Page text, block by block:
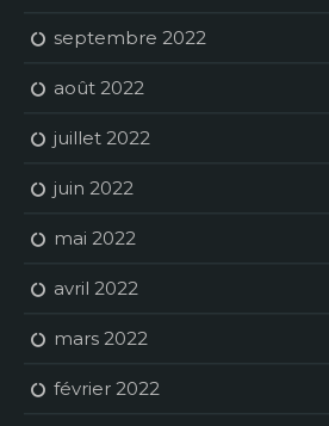
septembre 2022
août 2022
juillet 2022
juin 2022
mai 2022
avril 2022
mars 2022
février 2022